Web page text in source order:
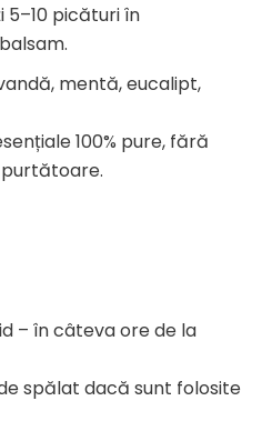
5–10 picături în
mentă, eucalipt,
100% pure, fără
purtătoare.
– în câteva ore de la
spălat dacă sunt folosite